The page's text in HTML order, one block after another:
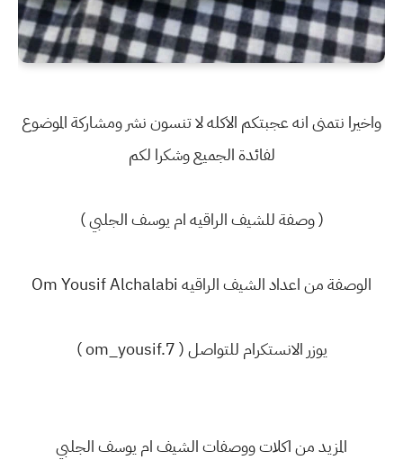
واخيرا نتمنى انه عجبتكم الاكله لا تنسون نشر ومشاركة الموضوع
لفائدة الجميع وشكرا لكم
( وصفة للشيف الراقيه ام يوسف الجلبي )
الوصفة من اعداد الشيف الراقيه Om Yousif Alchalabi
يوزر الانستكرام للتواصل ( om_yousif.7 )
المزيد من اكلات ووصفات الشيف ام يوسف الجلبي